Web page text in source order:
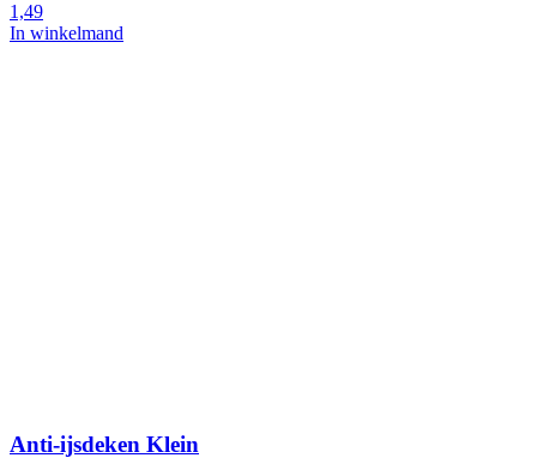
1,49
In winkelmand
Anti-ijsdeken Klein